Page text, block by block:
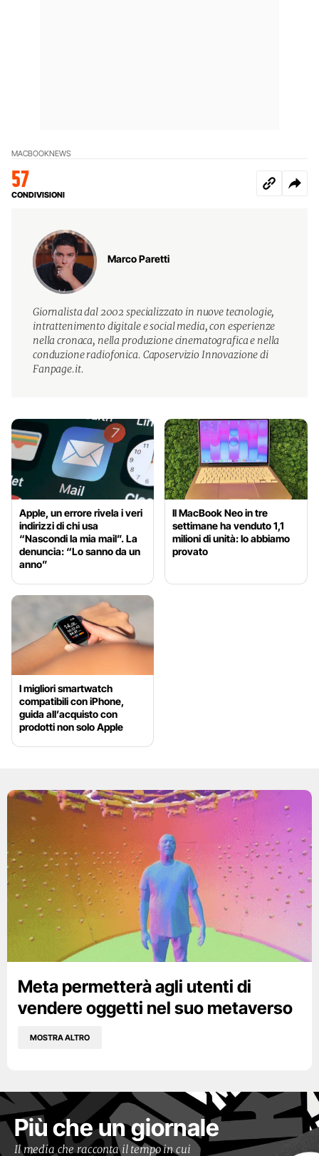
MACBOOKNEWS
57
CONDIVISIONI
Marco Paretti
Giornalista dal 2002 specializzato in nuove tecnologie,
intrattenimento digitale e social media, con esperienze
nella cronaca, nella produzione cinematografica e nella
conduzione radiofonica. Caposervizio Innovazione di
Fanpage.it.
Apple, un errore rivela i veri
indirizzi di chi usa
“Nascondi la mia mail”. La
denuncia: “Lo sanno da un
anno”
Il MacBook Neo in tre
settimane ha venduto 1,1
milioni di unità: lo abbiamo
provato
I migliori smartwatch
compatibili con iPhone,
guida all’acquisto con
prodotti non solo Apple
Meta permetterà agli utenti di
vendere oggetti nel suo metaverso
MOSTRA ALTRO
Più che un giornale
Il media che racconta il tempo in cui